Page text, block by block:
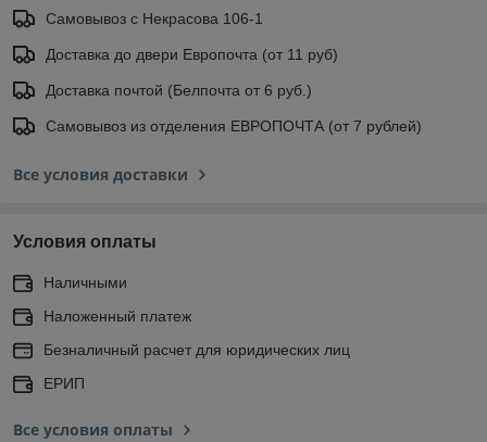
Самовывоз с Некрасова 106-1
Доставка до двери Европочта (от 11 руб)
Доставка почтой (Белпочта от 6 руб.)
Самовывоз из отделения ЕВРОПОЧТА (от 7 рублей)
Все условия доставки
Условия оплаты
Наличными
Наложенный платеж
Безналичный расчет для юридических лиц
ЕРИП
Все условия оплаты